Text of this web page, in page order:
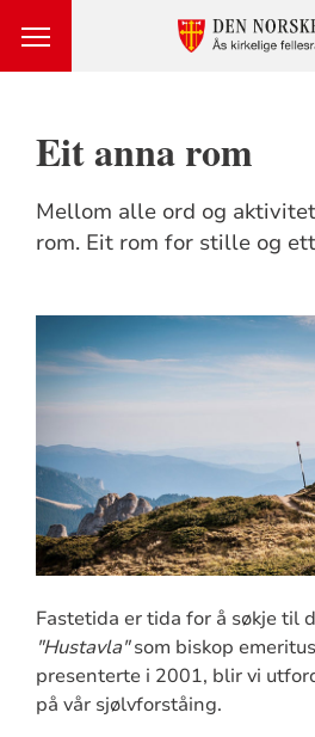
Eit anna rom
Mellom alle ord og
rom. Eit rom for stille og
Fastetida er tida for å søkje til
"Hustavla"som biskop
presenterte i 2001, blir vi
på vår sjølvforståing.